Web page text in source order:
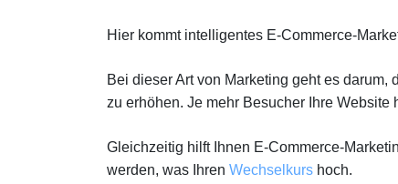
Hier kommt intelligentes E-Commerce-
Bei dieser Art von Marketing geht es
zu erhöhen. Je mehr Besucher Ihre
Gleichzeitig hilft Ihnen E-Commerce-
werden, was Ihren Wechselkurs hoch.